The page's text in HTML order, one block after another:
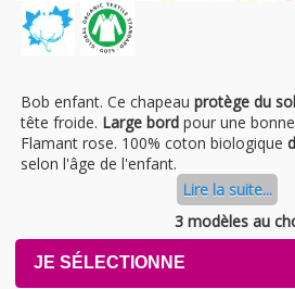
Bob enfant. Ce chapeau protège du
tête froide. Large bord pour une
Flamant rose. 100% coton biologique
selon l'âge de l'enfant.
Lire la suite...
3 modèles au
JE SÉLECTIONNE